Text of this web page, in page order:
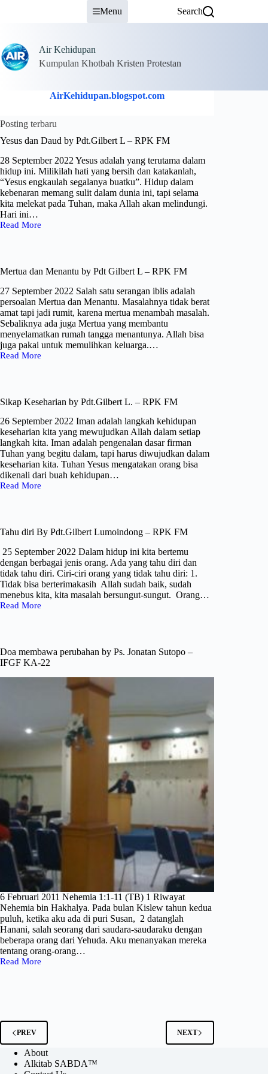
Menu Search
Air Kehidupan
Kumpulan Khotbah Kristen Protestan
AirKehidupan.blogspot.com
Posting terbaru
Yesus dan Daud by Pdt.Gilbert L – RPK FM
28 September 2022 Yesus adalah yang terutama dalam
hidup ini. Milikilah hati yang bersih dan katakanlah,
“Yesus engkaulah segalanya buatku”. Hidup dalam
kebenaran memang sulit dalam dunia ini, tapi selama
kita melekat pada Tuhan, maka Allah akan melindungi.
Hari ini…
Read More
Yesus
Pdt.Gilbert
–
RPK
FM
Mertua dan Menantu by Pdt Gilbert L – RPK FM
27 September 2022 Salah satu serangan iblis adalah
persoalan Mertua dan Menantu. Masalahnya tidak berat
amat tapi jadi rumit, karena mertua menambah masalah.
Sebaliknya ada juga Mertua yang membantu
menyelamatkan rumah tangga menantunya. Allah bisa
juga pakai untuk memulihkan keluarga.…
Read More
Mertua
Pdt
Gilbert
L
–
RPK
FM
Sikap Keseharian by Pdt.Gilbert L. – RPK FM
26 September 2022 Iman adalah langkah kehidupan
keseharian kita yang mewujudkan Allah dalam setiap
langkah kita. Iman adalah pengenalan dasar firman
Tuhan yang begitu dalam, tapi harus diwujudkan dalam
keseharian kita. Tuhan Yesus mengatakan orang bisa
dikenali dari buah kehidupan…
Read More
Sikap
L.
RPK
FM
Tahu diri By Pdt.Gilbert Lumoindong – RPK FM
25 September 2022 Dalam hidup ini kita bertemu
dengan berbagai jenis orang. Ada yang tahu diri dan
tidak tahu diri. Ciri-ciri orang yang tidak tahu diri: 1.
Tidak bisa berterimakasih Allah sudah baik, sudah
menebus kita, kita masalah bersungut-sungut. Orang…
Read More
Tahu
Lumoindong
–
Doa membawa perubahan by Ps. Jonatan Sutopo –
IFGF KA-22
6 Februari 2011 Nehemia 1:1-11 (TB) 1 Riwayat
Nehemia bin Hakhalya. Pada bulan Kislew tahun kedua
puluh, ketika aku ada di puri Susan, 2 datanglah
Hanani, salah seorang dari saudara-saudaraku dengan
beberapa orang dari Yehuda. Aku menanyakan mereka
tentang orang-orang…
Read More
Doa
IFGF
KA-
PREV NEXT
About
Alkitab SABDA™